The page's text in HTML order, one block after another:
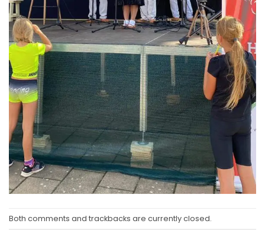
Both comments and trackbacks are currently closed.